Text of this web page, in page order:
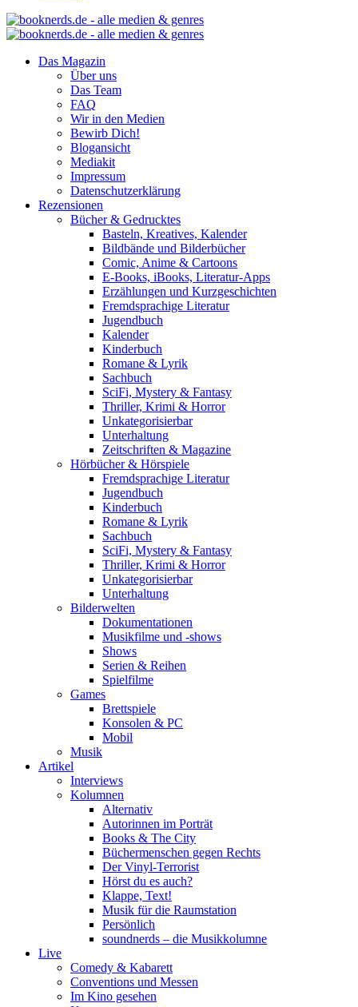
Das Magazin
Über uns
Das Team
FAQ
Wir in den Medien
Bewirb Dich!
Blogansicht
Mediakit
Impressum
Datenschutzerklärung
Rezensionen
Bücher & Gedrucktes
Basteln, Kreatives, Kalender
Bildbände und Bilderbücher
Comic, Anime & Cartoons
E-Books, iBooks, Literatur-Apps
Erzählungen und Kurzgeschichten
Fremdsprachige Literatur
Jugendbuch
Kalender
Kinderbuch
Romane & Lyrik
Sachbuch
SciFi, Mystery & Fantasy
Thriller, Krimi & Horror
Unkategorisierbar
Unterhaltung
Zeitschriften & Magazine
Hörbücher & Hörspiele
Fremdsprachige Literatur
Jugendbuch
Kinderbuch
Romane & Lyrik
Sachbuch
SciFi, Mystery & Fantasy
Thriller, Krimi & Horror
Unkategorisierbar
Unterhaltung
Bilderwelten
Dokumentationen
Musikfilme und -shows
Shows
Serien & Reihen
Spielfilme
Games
Brettspiele
Konsolen & PC
Mobil
Musik
Artikel
Interviews
Kolumnen
Alternativ
Autorinnen im Porträt
Books & The City
Büchermenschen gegen Rechts
Der Vinyl-Terrorist
Hörst du es auch?
Klappe, Text!
Musik für die Raumstation
Persönlich
soundnerds – die Musikkolumne
Live
Comedy & Kabarett
Conventions und Messen
Im Kino gesehen